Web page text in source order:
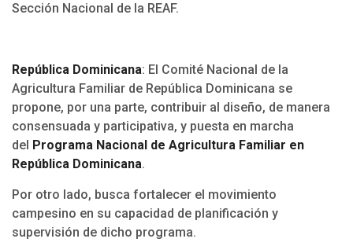
Sección Nacional de la REAF.
República Dominicana: El Comité Nacional de la
Agricultura Familiar de República Dominicana se
propone, por una parte, contribuir al diseño, de manera
consensuada y participativa, y puesta en marcha
del Programa Nacional de Agricultura Familiar en
República Dominicana.
Por otro lado, busca fortalecer el movimiento
campesino en su capacidad de planificación y
supervisión de dicho programa.